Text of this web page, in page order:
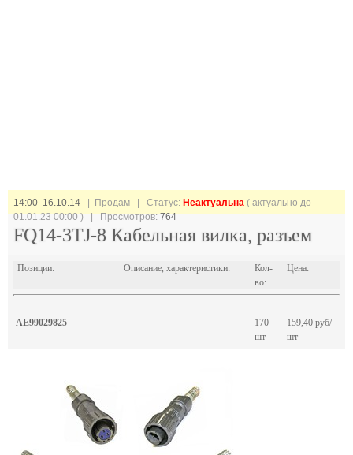
14:00 16.10.14 | Продам | Статус: Неактуальна ( актуально до
01.01.23 00:00 ) | Просмотров:764
FQ14-3TJ-8 Кабельная вилка, разъем
Позиции: Описание, характеристики:
Кол-
во:
Цена:
AE99029825
170
шт
159,40 руб/
шт